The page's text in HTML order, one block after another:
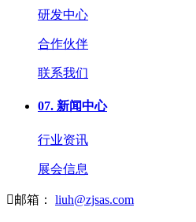
研发中心
合作伙伴
联系我们
07. 新闻中心
行业资讯
展会信息
邮箱： liuh@zjsas.com